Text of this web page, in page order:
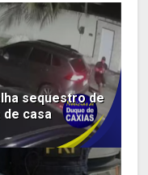
sequestro de
casa